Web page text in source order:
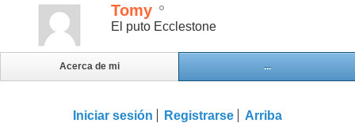
Tomy
El puto Ecclestone
Acerca de mi ...
Iniciar sesión Registrarse Arriba